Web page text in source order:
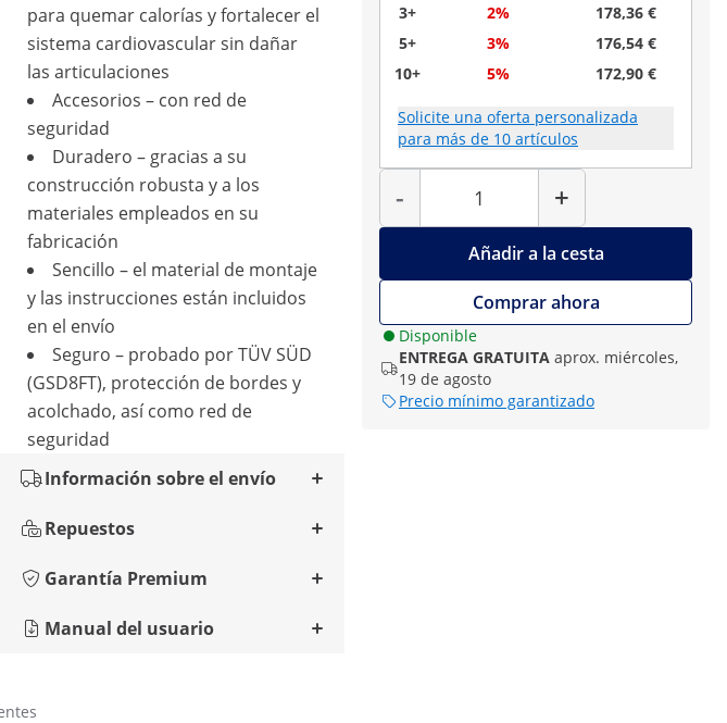
3+
2%
178,36 €
5+
3%
176,54 €
10+
5% 172,90 €
Solicite una oferta personalizada
para más de 10 artículos
-
Cantidad
+
Añadir a la cesta
Comprar ahora
Disponible
ENTREGA GRATUITA aprox. miércoles,
19 de agosto
Precio mínimo garantizado
para quemar calorías y fortalecer el
sistema cardiovascular sin dañar
las articulaciones
Accesorios – con red de
seguridad
Duradero – gracias a su
construcción robusta y a los
materiales empleados en su
fabricación
Sencillo – el material de montaje
y las instrucciones están incluidos
en el envío
Seguro – probado por TÜV SÜD
(GSD8FT), protección de bordes y
acolchado, así como red de
seguridad
Información sobre el envío
Repuestos
Garantía Premium
Manual del usuario